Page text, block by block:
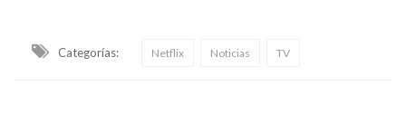
Categorías: Netflix Noticias TV